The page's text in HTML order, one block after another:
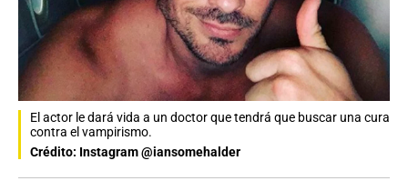
El actor le dará vida a un doctor que tendrá que buscar una cura
contra el vampirismo.
Crédito: Instagram @iansomehalder